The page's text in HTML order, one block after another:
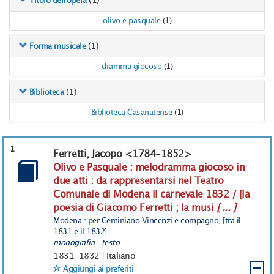
olivo e pasquale (1)
Forma musicale (1)
dramma giocoso (1)
Biblioteca (1)
Biblioteca Casanatense (1)
1
Ferretti, Jacopo <1784-1852>
Olivo e Pasquale : melodramma giocoso in
due atti : da rappresentarsi nel Teatro
Comunale di Modena il carnevale 1832 / [la
poesia di Giacomo Ferretti ; la musi [ ... ]
Modena : per Geminiano Vincenzi e compagno, [tra il
1831 e il 1832]
monografia| testo
1831-1832 Italiano
Aggiungi ai preferiti